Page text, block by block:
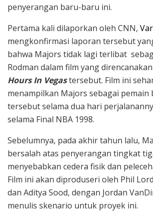
penyerangan baru-baru ini.
Pertama kali dilaporkan oleh CNN,
mengkonfirmasi laporan tersebut
bahwa Majors tidak lagi terlibat
Rodman dalam film yang
Hours In Vegastersebut. Film ini
menampilkan Majors sebagai pemain
tersebut selama dua hari
selama Final NBA 1998.
Sebelumnya, pada akhir tahun lalu,
bersalah atas penyerangan tingkat
menyebabkan cedera fisik dan
Film ini akan diproduseri oleh Phil
dan Aditya Sood, dengan Jordan
menulis skenario untuk proyek ini.